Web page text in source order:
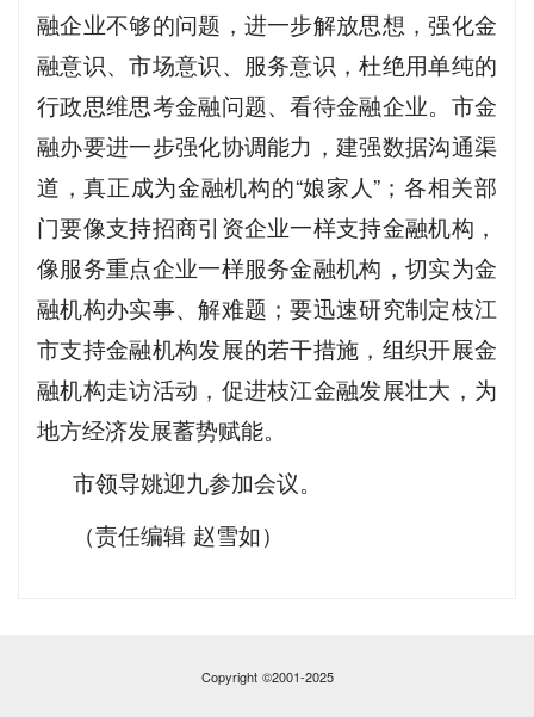
融企业不够的问题，进一步解放思想，强化金
融意识、市场意识、服务意识，杜绝用单纯的
行政思维思考金融问题、看待金融企业。市金
融办要进一步强化协调能力，建强数据沟通渠
道，真正成为金融机构的“娘家人”；各相关部
门要像支持招商引资企业一样支持金融机构，
像服务重点企业一样服务金融机构，切实为金
融机构办实事、解难题；要迅速研究制定枝江
市支持金融机构发展的若干措施，组织开展金
融机构走访活动，促进枝江金融发展壮大，为
地方经济发展蓄势赋能。
市领导姚迎九参加会议。
（责任编辑 赵雪如）
Copyright ©2001-2025